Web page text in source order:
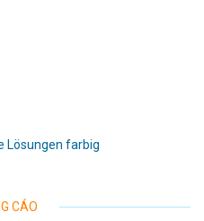
Lösungen farbig
CÁO